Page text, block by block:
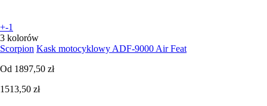
+-1
3 kolorów
Scorpion Kask motocyklowy ADF-9000 Air Feat
Od 1897,50 zł
1513,50 zł